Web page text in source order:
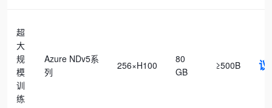
超
大
规
模
训
练
Azure NDv5系
列
256×H100
80
GB
≥500B